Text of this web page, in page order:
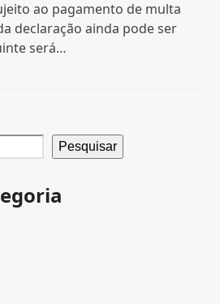
ao pagamento de multa
declaração ainda pode ser
será…
Pesquisar